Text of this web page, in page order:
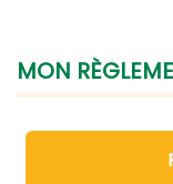
MON